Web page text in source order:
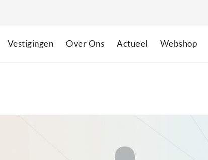
Vestigingen Over Ons Actueel Webshop